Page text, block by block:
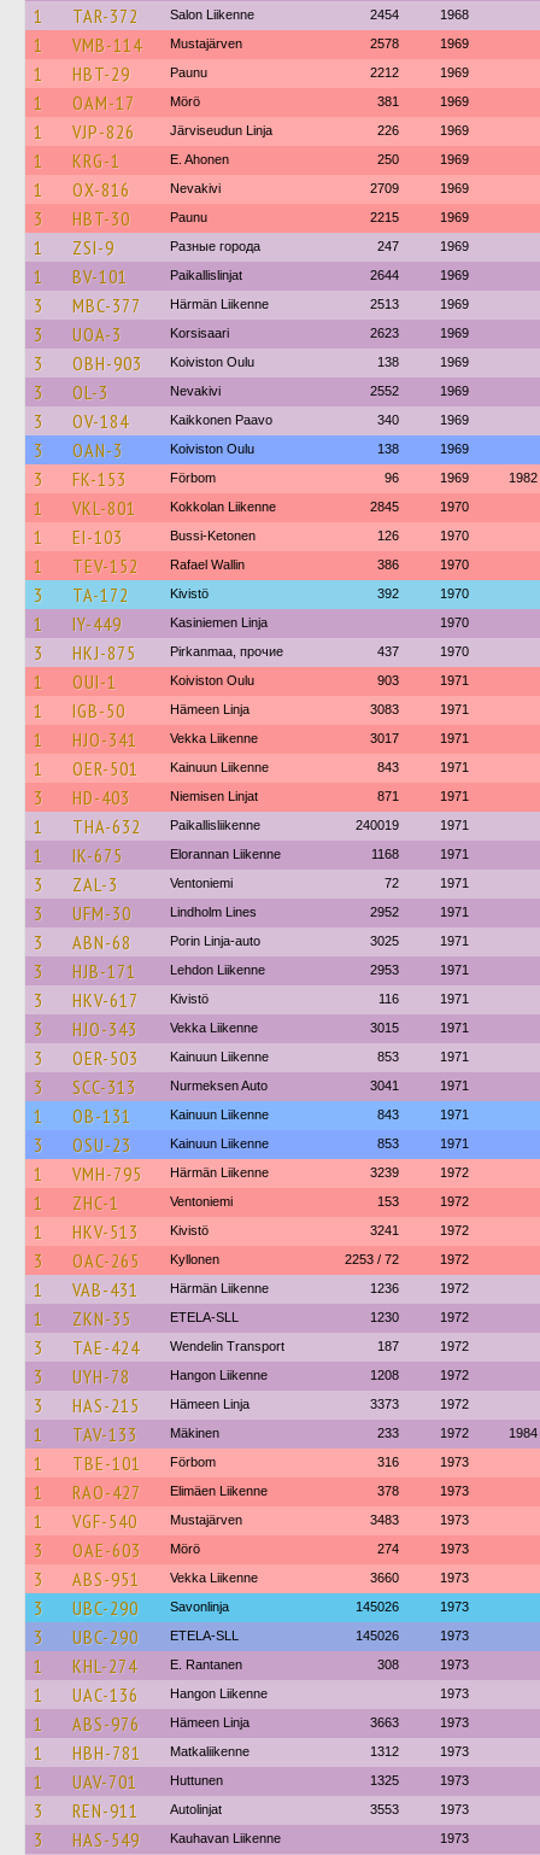
1 TAR-372 Salon Liikenne 2454 1968
1 VMB-114 Mustajärven 2578 1969
1 HBT-29 Paunu 2212 1969
1 OAM-17 Mörö 381 1969
1 VJP-826 Järviseudun Linja 226 1969
1 KRG-1 E. Ahonen 250 1969
1 OX-816 Nevakivi 2709 1969
3 HBT-30 Paunu 2215 1969
1 ZSI-9 Разные города 247 1969
1 BV-101 Paikallislinjat 2644 1969
3 MBC-377 Härmän Liikenne 2513 1969
3 UOA-3 Korsisaari 2623 1969
3 OBH-903 Koiviston Oulu 138 1969
3 OL-3 Nevakivi 2552 1969
3 OV-184 Kaikkonen Paavo 340 1969
3 OAN-3 Koiviston Oulu 138 1969
3 FK-153 Förbom 96 1969 1982
1 VKL-801 Kokkolan Liikenne 2845 1970
1 EI-103 Bussi-Ketonen 126 1970
1 TEV-152 Rafael Wallin 386 1970
3 TA-172 Kivistö 392 1970
1 IY-449 Kasiniemen Linja 1970
3 HKJ-875 Pirkanmaa, прочие 437 1970
1 OUI-1 Koiviston Oulu 903 1971
1 IGB-50 Hämeen Linja 3083 1971
1 HJO-341 Vekka Liikenne 3017 1971
1 OER-501 Kainuun Liikenne 843 1971
3 HD-403 Niemisen Linjat 871 1971
1 THA-632 Paikallisliikenne 240019 1971
1 IK-675 Elorannan Liikenne 1168 1971
3 ZAL-3 Ventoniemi 72 1971
3 UFM-30 Lindholm Lines 2952 1971
3 ABN-68 Porin Linja-auto 3025 1971
3 HJB-171 Lehdon Liikenne 2953 1971
3 HKV-617 Kivistö 116 1971
3 HJO-343 Vekka Liikenne 3015 1971
3 OER-503 Kainuun Liikenne 853 1971
3 SCC-313 Nurmeksen Auto 3041 1971
1 OB-131 Kainuun Liikenne 843 1971
3 OSU-23 Kainuun Liikenne 853 1971
1 VMH-795 Härmän Liikenne 3239 1972
1 ZHC-1 Ventoniemi 153 1972
1 HKV-513 Kivistö 3241 1972
3 OAC-265 Kyllonen 2253 / 72 1972
1 VAB-431 Härmän Liikenne 1236 1972
1 ZKN-35 ETELA-SLL 1230 1972
3 TAE-424 Wendelin Transport 187 1972
3 UYH-78 Hangon Liikenne 1208 1972
3 HAS-215 Hämeen Linja 3373 1972
1 TAV-133 Mäkinen 233 1972 1984
1 TBE-101 Förbom 316 1973
1 RAO-427 Elimäen Liikenne 378 1973
1 VGF-540 Mustajärven 3483 1973
3 OAE-603 Mörö 274 1973
3 ABS-951 Vekka Liikenne 3660 1973
3 UBC-290 Savonlinja 145026 1973
3 UBC-290 ETELA-SLL 145026 1973
1 KHL-274 E. Rantanen 308 1973
1 UAC-136 Hangon Liikenne 1973
1 ABS-976 Hämeen Linja 3663 1973
1 HBH-781 Matkaliikenne 1312 1973
1 UAV-701 Huttunen 1325 1973
3 REN-911 Autolinjat 3553 1973
3 HAS-549 Kauhavan Liikenne 1973